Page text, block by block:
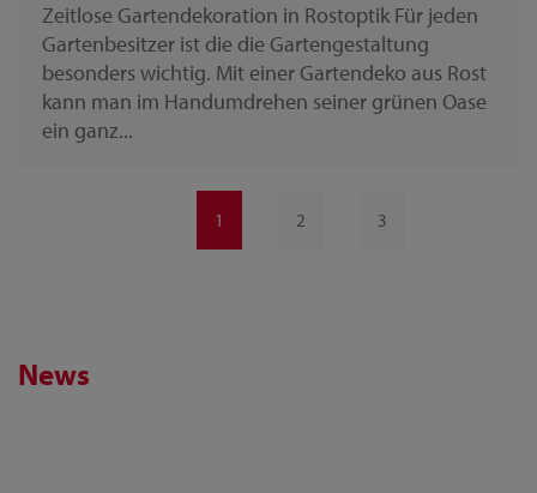
Zeitlose Gartendekoration in Rostoptik Für jeden
Gartenbesitzer ist die die Gartengestaltung
besonders wichtig. Mit einer Gartendeko aus Rost
kann man im Handumdrehen seiner grünen Oase
ein ganz...
1 2 3
News